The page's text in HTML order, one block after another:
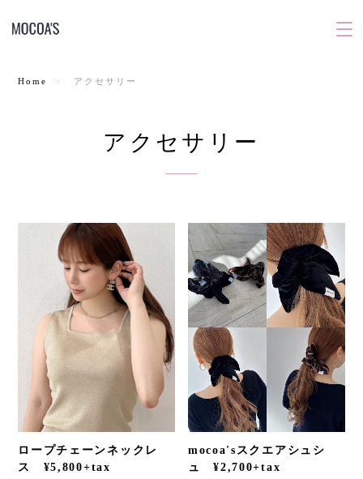
Home アクセサリー
アクセサリー
ロープチェーンネックレ
ス ¥5,800+tax
mocoa'sスクエアシュシ
ュ ¥2,700+tax